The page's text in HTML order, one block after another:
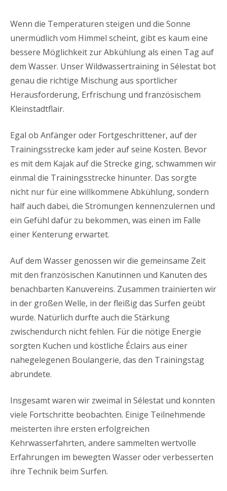
Wenn die Temperaturen steigen und die Sonne
unermüdlich vom Himmel scheint, gibt es kaum eine
bessere Möglichkeit zur Abkühlung als einen Tag auf
dem Wasser. Unser Wildwassertraining in Sélestat bot
genau die richtige Mischung aus sportlicher
Herausforderung, Erfrischung und französischem
Kleinstadtflair.
Egal ob Anfänger oder Fortgeschrittener, auf der
Trainingsstrecke kam jeder auf seine Kosten. Bevor
es mit dem Kajak auf die Strecke ging, schwammen wir
einmal die Trainingsstrecke hinunter. Das sorgte
nicht nur für eine willkommene Abkühlung, sondern
half auch dabei, die Strömungen kennenzulernen und
ein Gefühl dafür zu bekommen, was einen im Falle
einer Kenterung erwartet.
Auf dem Wasser genossen wir die gemeinsame Zeit
mit den französischen Kanutinnen und Kanuten des
benachbarten Kanuvereins. Zusammen trainierten wir
in der großen Welle, in der fleißig das Surfen geübt
wurde. Natürlich durfte auch die Stärkung
zwischendurch nicht fehlen. Für die nötige Energie
sorgten Kuchen und köstliche Éclairs aus einer
nahegelegenen Boulangerie, das den Trainingstag
abrundete.
Insgesamt waren wir zweimal in Sélestat und konnten
viele Fortschritte beobachten. Einige Teilnehmende
meisterten ihre ersten erfolgreichen
Kehrwasserfahrten, andere sammelten wertvolle
Erfahrungen im bewegten Wasser oder verbesserten
ihre Technik beim Surfen.